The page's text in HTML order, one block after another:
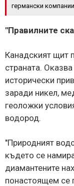
германски компании
"Правилните
Канадският щит
страната.
исторически
заради никел,
геоложки
водород.
"Природният
където се
диамантените
понастоящем се